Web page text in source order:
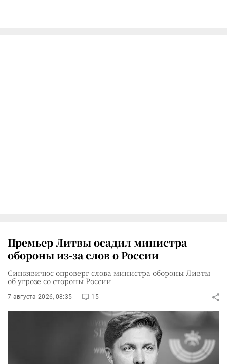
Премьер Литвы осадил министра
обороны из-за слов о России
Синкявичюс опроверг слова министра обороны Ливты
об угрозе со стороны России
7 августа 2026, 08:35 15